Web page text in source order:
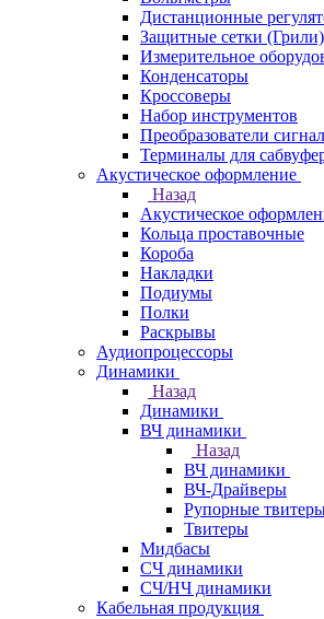
Дистанционные
Защитные сетки (Грили)
Измерительное
Конденсаторы
Кроссоверы
Набор инструментов
Преобразователи
Терминалы для
Акустическое оформление
Назад
Акустическое
Кольца проставочные
Короба
Накладки
Подиумы
Полки
Раскрывы
Аудиопроцессоры
Динамики
Назад
Динамики
ВЧ динамики
Назад
ВЧ динамики
ВЧ-Драйверы
Рупорные
Твитеры
Мидбасы
СЧ динамики
СЧ/НЧ динамики
Кабельная продукция